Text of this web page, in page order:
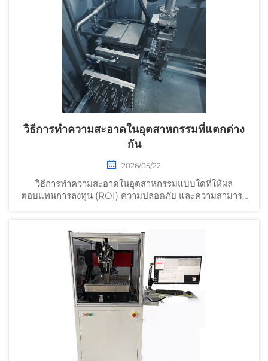
วิธีการทำความสะอาดในอุตสาหกรรมที่แตกต่าง
กัน
2026/05/22
วิธีการทำความสะอาดในอุตสาหกรรมแบบใดที่ให้ผล
ตอบแทนการลงทุน (ROI) ความปลอดภัย และความสามารถ
ดาวน์โหลดคู่มือสำหรับธุรกิจถึงธุรกิจ (B2B) ได้ทันที